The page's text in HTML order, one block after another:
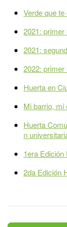
Verde que
2021:
2021:
2022:
Huerta en
Mi barrio, mi
Huerta
n
1era Edición
2da Edición